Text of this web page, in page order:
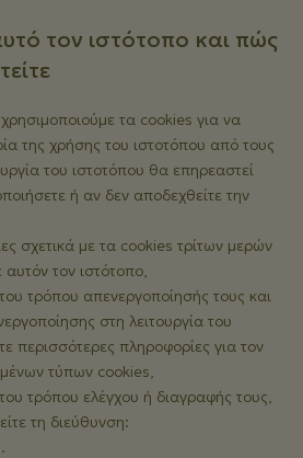
τον ιστότοπο και πώς
τα cookies για να
της χρήσης του ιστοτόπου από τους
του ιστοτόπου θα επηρεαστεί
ή αν δεν αποδεχθείτε την
σχετικά με τα cookies τρίτων μερών
τον ιστότοπο,
τρόπου απενεργοποίησής τους και
στη λειτουργία του
περισσότερες πληροφορίες για τον
τύπων cookies,
τρόπου ελέγχου ή διαγραφής τους,
τη διεύθυνση: